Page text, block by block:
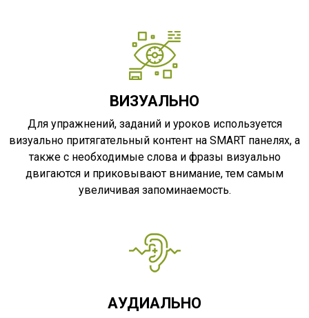
ВИЗУАЛЬНО
Для упражнений, заданий и уроков используется
визуально притягательный контент на SMART панелях, а
также с необходимые слова и фразы визуально
двигаются и приковывают внимание, тем самым
увеличивая запоминаемость.
АУДИАЛЬНО